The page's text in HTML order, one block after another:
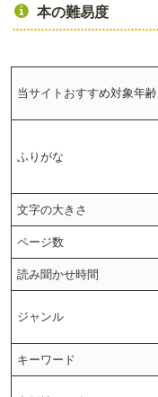
本の難易度
当サイトおすすめ対象年齢
ふりがな
文字の大きさ
ページ数
読み聞かせ時間
ジャンル
キーワード